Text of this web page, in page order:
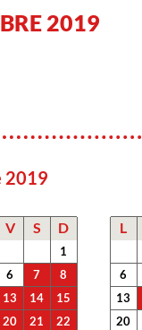
2019
2019
V S D
1
6 7
8
13 14
15
20 21
22
L
6
13
20